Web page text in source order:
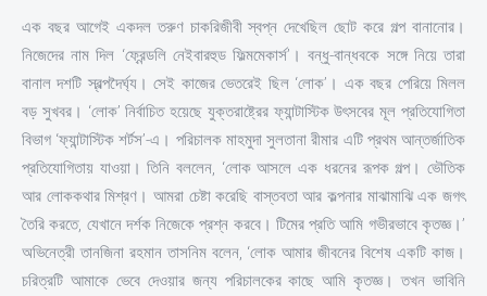
এক বছর আগেই একদল তরুণ চাকরিজীবী স্বপ্ন দেখেছিল ছোট করে গল্প বানানোর।
নিজেদের নাম দিল ‘ফ্রেন্ডলি নেইবারহুড ফিল্মমেকার্স’। বন্ধু-বান্ধবকে সঙ্গে নিয়ে তারা
বানাল দশটি স্বল্পদৈর্ঘ্য। সেই কাজের ভেতরেই ছিল ‘লোক’। এক বছর পেরিয়ে মিলল
বড় সুখবর। ‘লোক’ নির্বাচিত হয়েছে যুক্তরাষ্ট্রের ফ্যান্টাস্টিক উৎসবের মূল প্রতিযোগিতা
বিভাগ ‘ফ্যান্টাস্টিক শর্টস’-এ। পরিচালক মাহমুদা সুলতানা রীমার এটি প্রথম আন্তর্জাতিক
প্রতিযোগিতায় যাওয়া। তিনি বললেন, ‘লোক আসলে এক ধরনের রূপক গল্প। ভৌতিক
আর লোককথার মিশ্রণ। আমরা চেষ্টা করেছি বাস্তবতা আর কল্পনার মাঝামাঝি এক জগৎ
তৈরি করতে, যেখানে দর্শক নিজেকে প্রশ্ন করবে। টিমের প্রতি আমি গভীরভাবে কৃতজ্ঞ।’
অভিনেত্রী তানজিনা রহমান তাসনিম বলেন, ‘লোক আমার জীবনের বিশেষ একটি কাজ।
চরিত্রটি আমাকে ভেবে দেওয়ার জন্য পরিচালকের কাছে আমি কৃতজ্ঞ। তখন ভাবিনি